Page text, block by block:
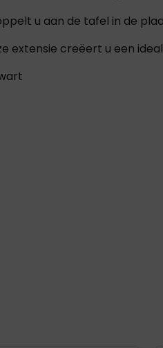
u aan de tafel in de
extensie creëert u een